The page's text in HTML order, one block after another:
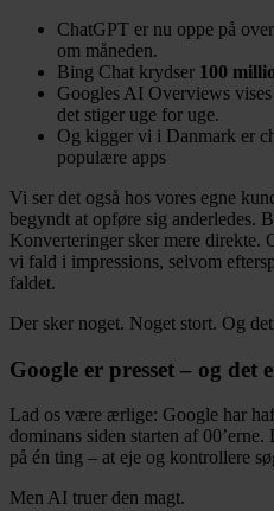
ChatGPT er nu oppe på over
om måneden.
Bing Chat krydser 100
Googles AI Overviews
det stiger uge for uge.
Og kigger vi i Danmark er
populære apps
Vi ser det også hos vores egne
begyndt at opføre sig anderledes.
Konverteringer sker mere direkte.
vi fald i impressions, selvom
faldet.
Der sker noget. Noget stort. Og
Google er presset – og det
Lad os være ærlige: Google har
dominans siden starten af
på én ting – at eje og kontrollere
Men AI truer den magt.